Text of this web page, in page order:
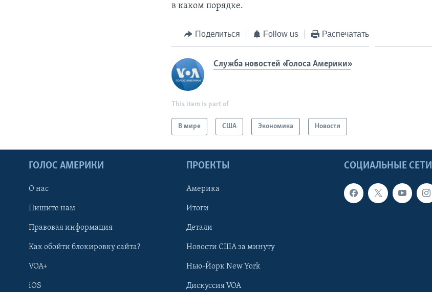
в каком порядке.
Поделиться Follow us Распечатать
Служба новостей «Голоса Америки»
This item is part of
В мире США Экономика Новости
СОЦИАЛЬНЫЕ СЕТИ
ГОЛОС АМЕРИКИ
О нас
Пишите нам
Правовая информация
Как обойти блокировку сайта?
VOA+
iOS
ПРОЕКТЫ
Америка
Итоги
Детали
Новости США за минуту
Нью-Йорк New York
Дискуссия VOA